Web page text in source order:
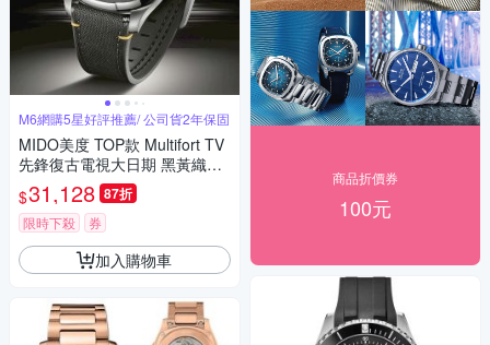
M6網購5星好評推薦/ 公司貨2年保固
MIDO美度 TOP款 Multifort TV
先鋒復古電視大日期 黑黃織帶4
0㎜ M6(M0495261708101)
$31,128 87折
限時下殺 券
加入購物車
商品折價券
100元